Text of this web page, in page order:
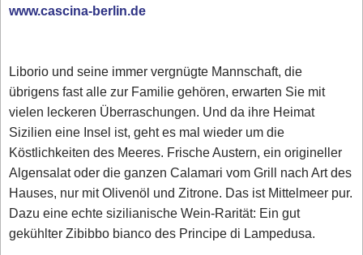
www.cascina-berlin.de
Liborio und seine immer vergnügte Mannschaft, die
übrigens fast alle zur Familie gehören, erwarten Sie mit
vielen leckeren Überraschungen. Und da ihre Heimat
Sizilien eine Insel ist, geht es mal wieder um die
Köstlichkeiten des Meeres. Frische Austern, ein origineller
Algensalat oder die ganzen Calamari vom Grill nach Art des
Hauses, nur mit Olivenöl und Zitrone. Das ist Mittelmeer pur.
Dazu eine echte sizilianische Wein-Rarität: Ein gut
gekühlter Zibibbo bianco des Principe di Lampedusa.